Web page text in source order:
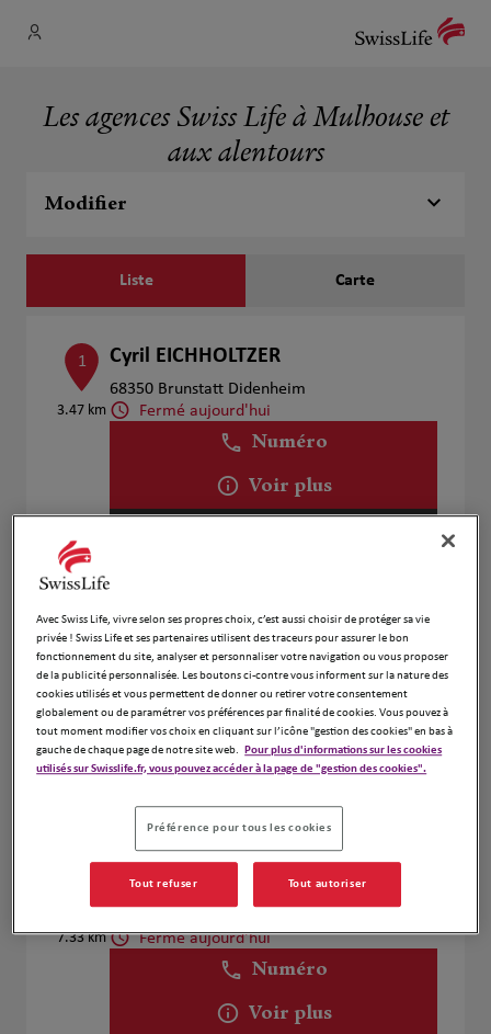
Les agences Swiss Life à Mulhouse et
aux alentours
Modifier
Liste Carte
1
3.47 km
Cyril EICHHOLTZER
68350 Brunstatt Didenheim
Fermé aujourd'hui
Numéro
Voir plus
2
3.51 km
Christian Piccinelli
5 rue Victor SCHOELCHER
68200 MULHOUSE
Fermé aujourd'hui
Ouvert sur rdv 09:00 - 13:00
Numéro
7.33 km
Jérôme COUTURIER
Fermé aujourd'hui
Numéro
Voir plus
Avec Swiss Life, vivre selon ses propres choix, c’est aussi choisir de protéger sa vie
privée ! Swiss Life et ses partenaires utilisent des traceurs pour assurer le bon
fonctionnement du site, analyser et personnaliser votre navigation ou vous proposer
de la publicité personnalisée. Les boutons ci-contre vous informent sur la nature des
cookies utilisés et vous permettent de donner ou retirer votre consentement
globalement ou de paramétrer vos préférences par finalité de cookies. Vous pouvez à
tout moment modifier vos choix en cliquant sur l’icône "gestion des cookies" en bas à
gauche de chaque page de notre site web. Pour plus d'informations sur les cookies
utilisés sur Swisslife.fr, vous pouvez accéder à la page de "gestion des cookies".
Préférence pour tous les cookies
Tout refuser Tout autoriser